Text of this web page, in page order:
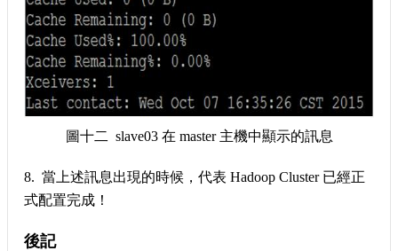
圖十二 slave03 在 master 主機中顯示的訊息
8. 當上述訊息出現的時候，代表 Hadoop Cluster 已經正
式配置完成！
後記